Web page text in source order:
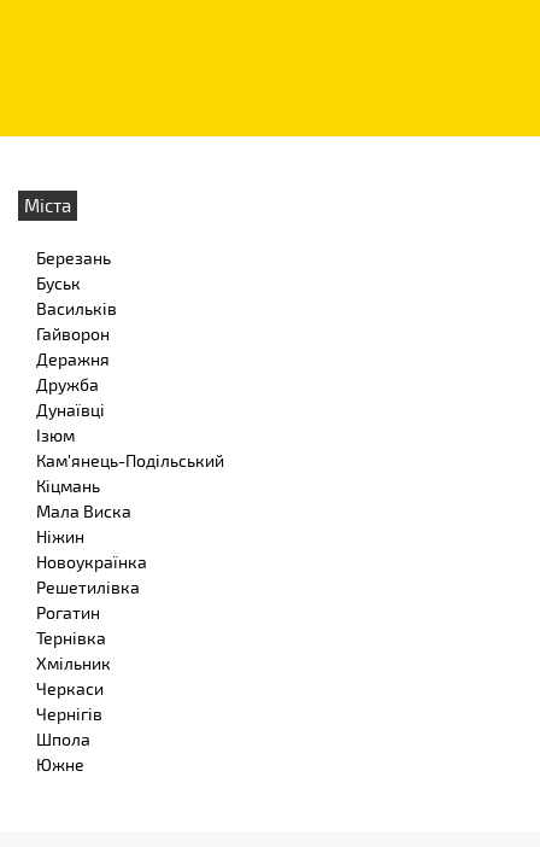
Міста
Березань
Буськ
Васильків
Гайворон
Деражня
Дружба
Дунаївці
Ізюм
Кам'янець-Подільський
Кіцмань
Мала Виска
Ніжин
Новоукраїнка
Решетилівка
Рогатин
Тернівка
Хмільник
Черкаси
Чернігів
Шпола
Южне